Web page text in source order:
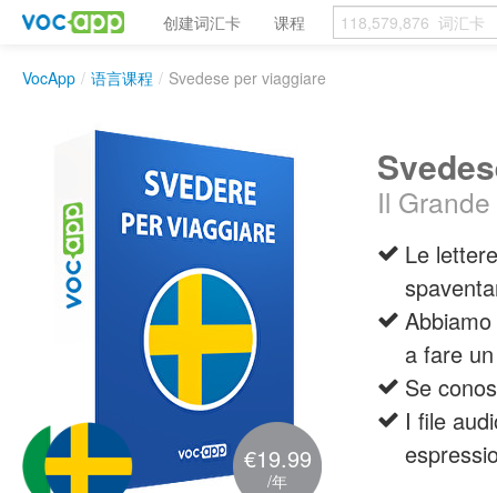
创建词汇卡 课程
VocApp / 语言课程 / Svedese per viaggiare
€19.99
/年
Il
Le
a fare
Se
I file